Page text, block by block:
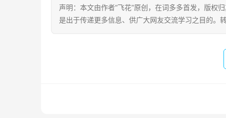
声明：本文由作者“飞花”原创，在词多多首发，版
是出于传递更多信息、供广大网友交流学习之目的